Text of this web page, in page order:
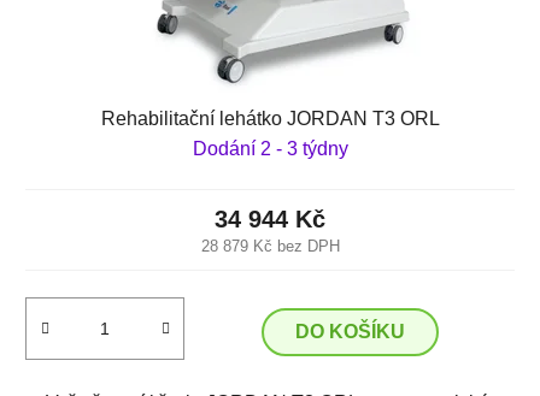
Rehabilitační lehátko JORDAN T3 ORL
Dodání 2 - 3 týdny
28 879 Kč bez DPH
34 944 Kč
DO KOŠÍKU